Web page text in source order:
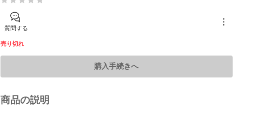
質問する
売り切れ
購入手続きへ
商品の説明